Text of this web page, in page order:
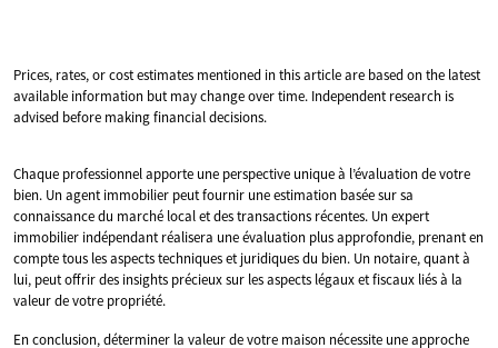
Prices, rates, or cost estimates mentioned in this article are based on the latest
available information but may change over time. Independent research is
advised before making financial decisions.
Chaque professionnel apporte une perspective unique à l’évaluation de votre
bien. Un agent immobilier peut fournir une estimation basée sur sa
connaissance du marché local et des transactions récentes. Un expert
immobilier indépendant réalisera une évaluation plus approfondie, prenant en
compte tous les aspects techniques et juridiques du bien. Un notaire, quant à
lui, peut offrir des insights précieux sur les aspects légaux et fiscaux liés à la
valeur de votre propriété.
En conclusion, déterminer la valeur de votre maison nécessite une approche